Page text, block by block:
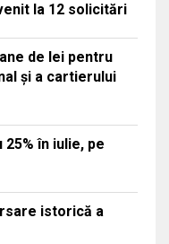
la 12 solicitări
de lei pentru
și a cartierului
în iulie, pe
istorică a